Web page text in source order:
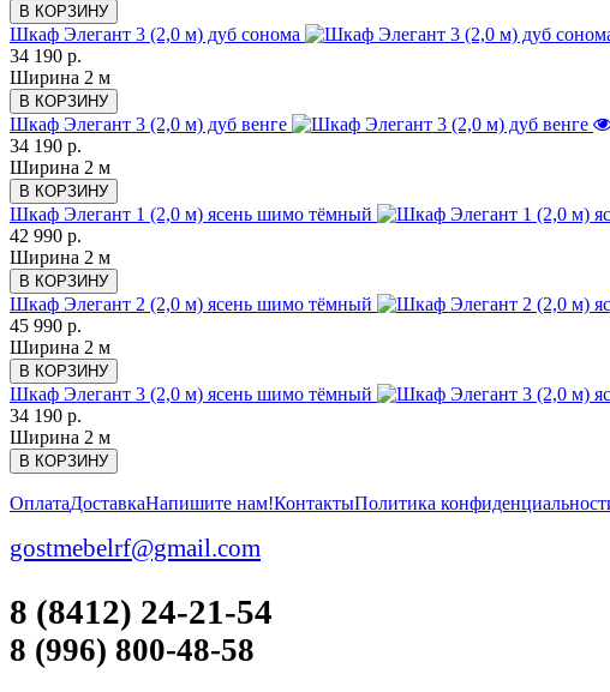
В КОРЗИНУ
Шкаф Элегант 3 (2,0 м) дуб сонома
34 190 р.
Ширина 2 м
В КОРЗИНУ
Шкаф Элегант 3 (2,0 м) дуб венге
34 190 р.
Ширина 2 м
В КОРЗИНУ
Шкаф Элегант 1 (2,0 м) ясень шимо тёмный
42 990 р.
Ширина 2 м
В КОРЗИНУ
Шкаф Элегант 2 (2,0 м) ясень шимо тёмный
45 990 р.
Ширина 2 м
В КОРЗИНУ
Шкаф Элегант 3 (2,0 м) ясень шимо тёмный
34 190 р.
Ширина 2 м
В КОРЗИНУ
ОплатаДоставкаНапишите нам!КонтактыПолитика
gostmebelrf@gmail.com
8 (8412) 24-21-54
8 (996) 800-48-58